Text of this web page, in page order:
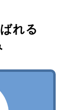
れる